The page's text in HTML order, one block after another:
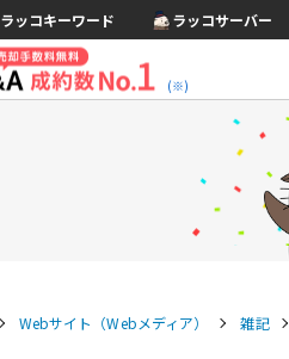
ラッコキーワード ラッコサーバー
(※)
Webサイト（Webメディア） 雑記